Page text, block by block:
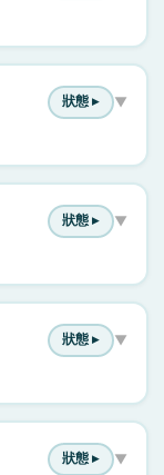
狀態 ▸ ▼
狀態 ▸ ▼
狀態 ▸ ▼
狀態 ▸ ▼